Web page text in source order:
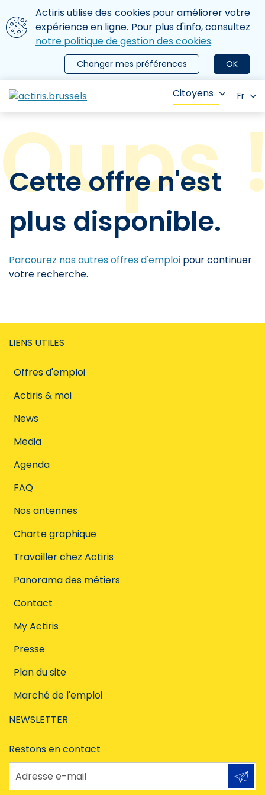
Aller au contenu principal
Nous utilisons des cookies
Actiris utilise des cookies pour améliorer votre
expérience en ligne. Pour plus d'info, consultez
notre politique de gestion des cookies.
OK
Changer mes préférences
le menu
Citoyens Fr
Cette offre n'est
plus disponible.
Parcourez nos autres offres d'emploi pour continuer
votre recherche.
LIENS UTILES
Offres d'emploi
Actiris & moi
News
Media
Agenda
FAQ
Nos antennes
Charte graphique
Travailler chez Actiris
Panorama des métiers
Contact
My Actiris
Presse
Plan du site
Marché de l'emploi
NEWSLETTER
Restons en contact
Adresse e-mail